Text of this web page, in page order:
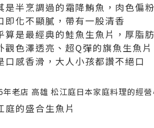
是半烹調過的霜降鮪魚，肉色偏
即化不顯膩，帶有一股清香
算是最經典的鮭魚生魚片，厚脂
觀色澤透亮、超Q彈的旗魚生魚片
口感香滑，大人小孩都讚不絕口
庭的盛合生魚片